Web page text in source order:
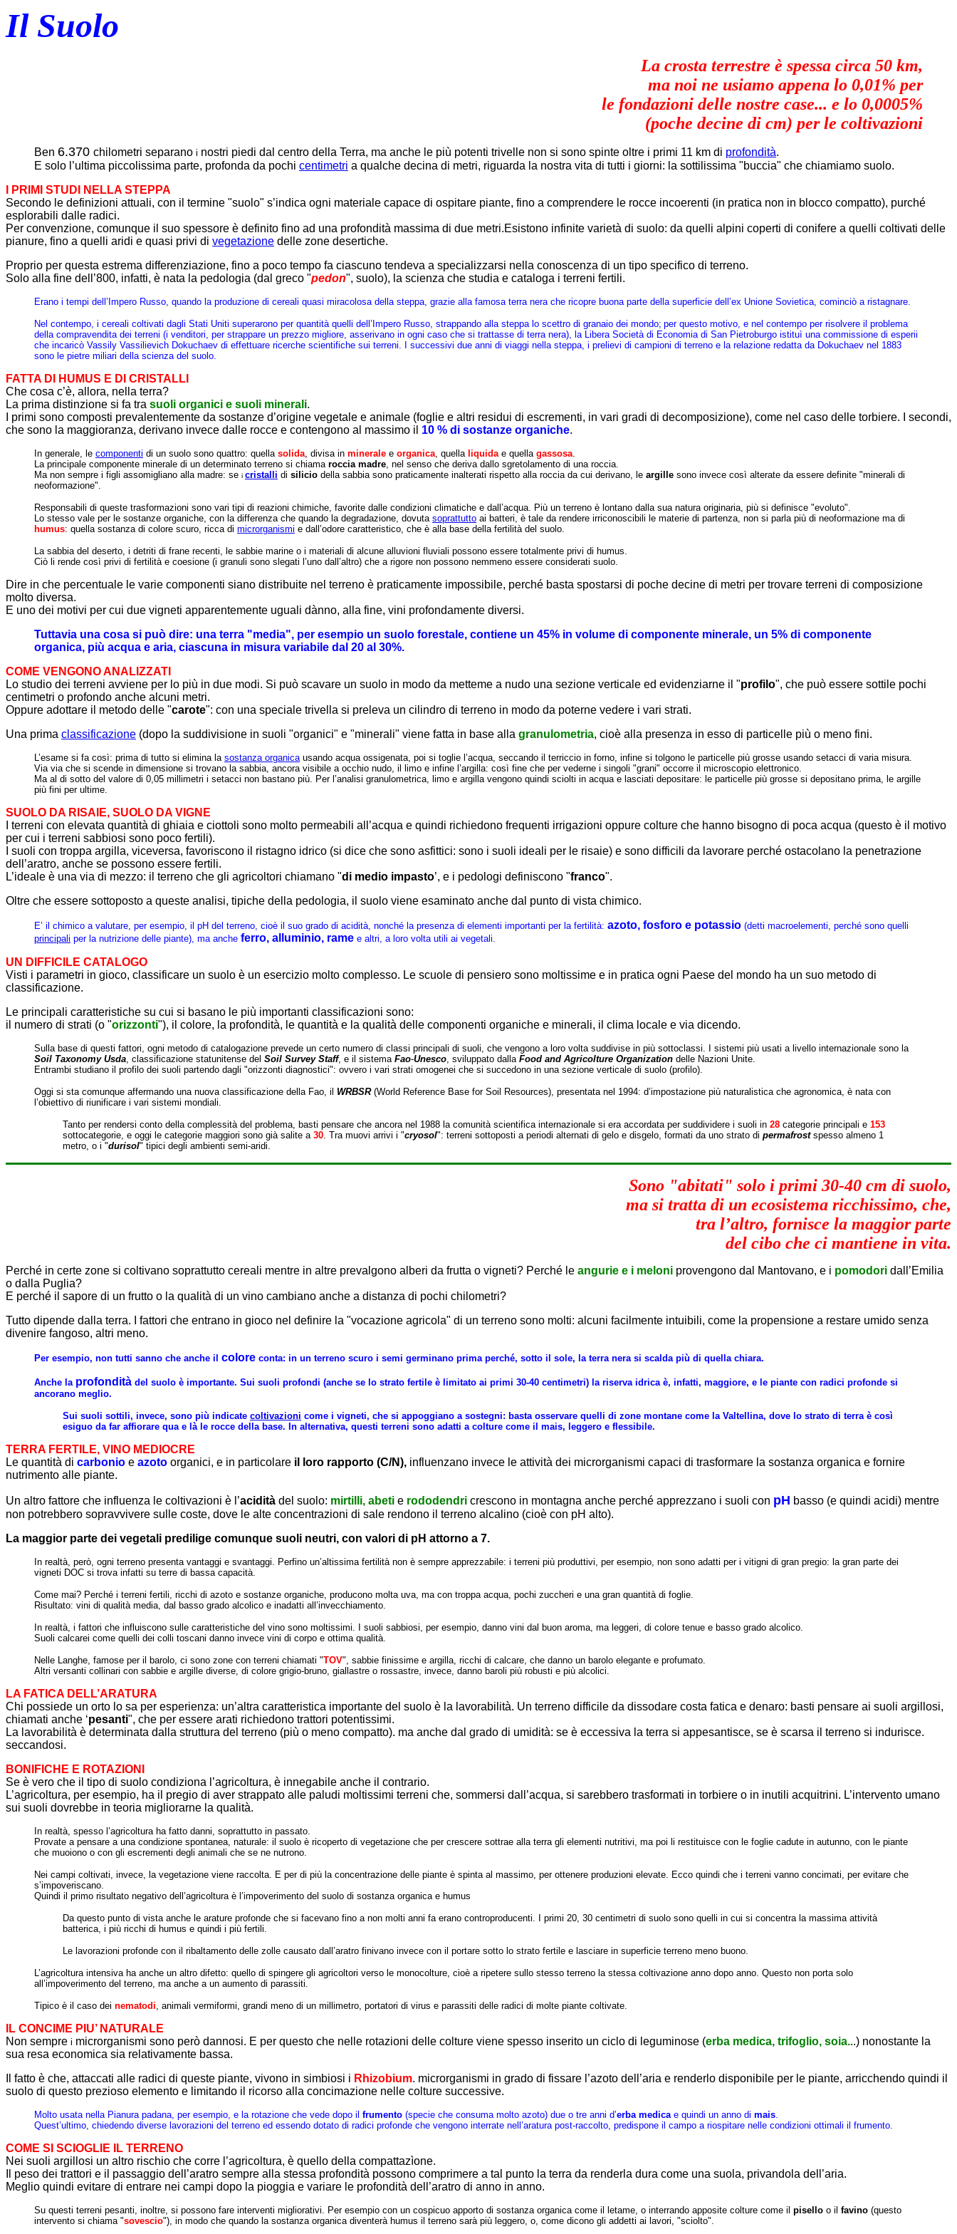
Il Suolo
La crosta terrestre è spessa circa 50 km,
ma noi ne usiamo appena lo 0,01% per
le fondazioni delle nostre case... e lo 0,0005%
(poche decine di cm) per le coltivazioni
Ben 6.370 chilometri separano i nostri piedi dal centro della Terra, ma anche le più potenti trivelle non si sono spinte oltre i primi 11 km di profondità.
E solo l’ultima piccolissima parte, profonda da pochi centimetri a qualche decina di metri, riguarda la nostra vita di tutti i giorni: la sottilissima "buccia" che chiamiamo suolo.
I PRIMI STUDI NELLA STEPPA
Secondo le definizioni attuali, con il termine "suolo" s’indica ogni materiale capace di ospitare piante, fino a comprendere le rocce incoerenti (in pratica non in blocco compatto), purché
esplorabili dalle radici.
Per convenzione, comunque il suo spessore è definito fino ad una profondità massima di due metri.Esistono infinite varietà di suolo: da quelli alpini coperti di conifere a quelli coltivati delle
pianure, fino a quelli aridi e quasi privi di vegetazione delle zone desertiche.
Proprio per questa estrema differenziazione, fino a poco tempo fa ciascuno tendeva a specializzarsi nella conoscenza di un tipo specifico di terreno.
Solo alla fine dell’800, infatti, è nata la pedologia (dal greco "pedon", suolo), la scienza che studia e cataloga i terreni fertili.
Erano i tempi dell’Impero Russo, quando la produzione di cereali quasi miracolosa della steppa, grazie alla famosa terra nera che ricopre buona parte della superficie dell’ex Unione Sovietica, cominciò a ristagnare.
Nel contempo, i cereali coltivati dagli Stati Uniti superarono per quantità quelli dell’Impero Russo, strappando alla steppa lo scettro di granaio dei mondo; per questo motivo, e nel contempo per risolvere il problema
della compravendita dei terreni (i venditori, per strappare un prezzo migliore, asserivano in ogni caso che si trattasse di terra nera), la Libera Società di Economia di San Pietroburgo istituì una commissione di esperii
che incaricò Vassily Vassilievich Dokuchaev di effettuare ricerche scientifiche sui terreni. I successivi due anni di viaggi nella steppa, i prelievi di campioni di terreno e la relazione redatta da Dokuchaev nel 1883
sono le pietre miliari della scienza del suolo.
FATTA DI HUMUS E DI CRISTALLI
Che cosa c’è, allora, nella terra?
La prima distinzione si fa tra suoli organici e suoli minerali.
I primi sono composti prevalentemente da sostanze d’origine vegetale e animale (foglie e altri residui di escrementi, in vari gradi di decomposizione), come nel caso delle torbiere. I secondi,
che sono la maggioranza, derivano invece dalle rocce e contengono al massimo il 10 % di sostanze organiche.
In generale, le componenti di un suolo sono quattro: quella solida, divisa in minerale e organica, quella liquidae quella gassosa.
La principale componente minerale di un determinato terreno si chiama roccia madre, nel senso che deriva dallo sgretolamento di una roccia.
Ma non sempre i figli assomigliano alla madre: se i cristalli di silicio della sabbia sono praticamente inalterati rispetto alla roccia da cui derivano, le argille sono invece così alterate da essere definite "minerali di
neoformazione".
Responsabili di queste trasformazioni sono vari tipi di reazioni chimiche, favorite dalle condizioni climatiche e dall’acqua. Più un terreno è lontano dalla sua natura originaria, più si definisce "evoluto".
Lo stesso vale per le sostanze organiche, con la differenza che quando la degradazione, dovuta soprattutto ai batteri, è tale da rendere irriconoscibili le materie di partenza, non si parla più di neoformazione ma di
humus: quella sostanza di colore scuro, ricca di microrganismi e dall’odore caratteristico, che è alla base della fertilità del suolo.
La sabbia del deserto, i detriti di frane recenti, le sabbie marine o i materiali di alcune alluvioni fluviali possono essere totalmente privi di humus.
Ciò li rende così privi di fertilità e coesione (i granuli sono slegati l’uno dall’altro) che a rigore non possono nemmeno essere considerati suolo.
Dire in che percentuale le varie componenti siano distribuite nel terreno è praticamente impossibile, perché basta spostarsi di poche decine di metri per trovare terreni di composizione
molto diversa.
E uno dei motivi per cui due vigneti apparentemente uguali dànno, alla fine, vini profondamente diversi.
Tuttavia una cosa si può dire: una terra "media", per esempio un suolo forestale, contiene un 45% in volume di componente minerale, un 5% di componente
organica, più acqua e aria, ciascuna in misura variabile dal 20 al 30%.
COME VENGONO ANALIZZATI
Lo studio dei terreni avviene per lo più in due modi. Si può scavare un suolo in modo da metteme a nudo una sezione verticale ed evidenziarne il "profilo", che può essere sottile pochi
centimetri o profondo anche alcuni metri.
Oppure adottare il metodo delle "carote": con una speciale trivella si preleva un cilindro di terreno in modo da poterne vedere i vari strati.
Una prima classificazione (dopo la suddivisione in suoli "organici" e "minerali" viene fatta in base alla granulometria, cioè alla presenza in esso di particelle più o meno fini.
L’esame si fa così: prima di tutto si elimina la sostanza organicausando acqua ossigenata, poi si toglie l’acqua, seccando il terriccio in forno, infine si tolgono le particelle più grosse usando setacci di varia misura.
Via via che si scende in dimensione si trovano la sabbia, ancora visibile a occhio nudo, il limo e infine l’argilla: così fine che per vederne i singoli "grani" occorre il microscopio elettronico.
Ma al di sotto del valore di 0,05 millimetri i setacci non bastano più. Per l’analisi granulometrica, limo e argilla vengono quindi sciolti in acqua e lasciati depositare: le particelle più grosse si depositano prima, le argille
più fini per ultime.
SUOLO DA RISAIE, SUOLO DA VIGNE
I terreni con elevata quantità di ghiaia e ciottoli sono molto permeabili all’acqua e quindi richiedono frequenti irrigazioni oppure colture che hanno bisogno di poca acqua (questo è il motivo
per cui i terreni sabbiosi sono poco fertili).
I suoli con troppa argilla, viceversa, favoriscono il ristagno idrico (si dice che sono asfittici: sono i suoli ideali per le risaie) e sono difficili da lavorare perché ostacolano la penetrazione
dell’aratro, anche se possono essere fertili.
L’ideale è una via di mezzo: il terreno che gli agricoltori chiamano "di medio impasto’, e i pedologi definiscono "franco".
Oltre che essere sottoposto a queste analisi, tipiche della pedologia, il suolo viene esaminato anche dal punto di vista chimico.
E’ il chimico a valutare, per esempio, il pH del terreno, cioè il suo grado di acidità, nonché la presenza di elementi importanti per la fertilità: azoto, fosforo e potassio (detti macroelementi, perché sono quelli
principali per la nutrizione delle piante), ma anche ferro, alluminio, rame e altri, a loro volta utili ai vegetali.
UN DIFFICILE CATALOGO
Visti i parametri in gioco, classificare un suolo è un esercizio molto complesso. Le scuole di pensiero sono moltissime e in pratica ogni Paese del mondo ha un suo metodo di
classificazione.
Le principali caratteristiche su cui si basano le più importanti classificazioni sono:
il numero di strati (o "orizzonti"), il colore, la profondità, le quantità e la qualità delle componenti organiche e minerali, il clima locale e via dicendo.
Sulla base di questi fattori, ogni metodo di catalogazione prevede un certo numero di classi principali di suoli, che vengono a loro volta suddivise in più sottoclassi. I sistemi più usati a livello internazionale sono la
Soil Taxonomy Usda, classificazione statunitense del Soil Survey Staff, e il sistema Fao-Unesco, sviluppato dalla Food and Agricolture Organization delle Nazioni Unite.
Entrambi studiano il profilo dei suoli partendo dagli "orizzonti diagnostici": ovvero i vari strati omogenei che si succedono in una sezione verticale di suolo (profilo).
Oggi si sta comunque affermando una nuova classificazione della Fao, il WRBSR(World Reference Base for Soil Resources), presentata nel 1994: d’impostazione più naturalistica che agronomica, è nata con
l’obiettivo di riunificare i vari sistemi mondiali.
Tanto per rendersi conto della complessità del problema, basti pensare che ancora nel 1988 la comunità scientifica internazionale si era accordata per suddividere i suoli in 28 categorie principali e 153
sottocategorie, e oggi le categorie maggiori sono già salite a 30. Tra muovi arrivi i "cryosol": terreni sottoposti a periodi alternati di gelo e disgelo, formati da uno strato di permafrostspesso almeno 1
metro, o i "durisol" tipici degli ambienti semi-aridi.
Sono "abitati" solo i primi 30-40 cm di suolo,
ma si tratta di un ecosistema ricchissimo, che,
tra l’altro, fornisce la maggior parte
del cibo che ci mantiene in vita.
Perché in certe zone si coltivano soprattutto cereali mentre in altre prevalgono alberi da frutta o vigneti? Perché le angurie e i meloni provengono dal Mantovano, e i pomodori dall’Emilia
o dalla Puglia?
E perché il sapore di un frutto o la qualità di un vino cambiano anche a distanza di pochi chilometri?
Tutto dipende dalla terra. I fattori che entrano in gioco nel definire la "vocazione agricola" di un terreno sono molti: alcuni facilmente intuibili, come la propensione a restare umido senza
divenire fangoso, altri meno.
Per esempio, non tutti sanno che anche il colore conta: in un terreno scuro i semi germinano prima perché, sotto il sole, la terra nera si scalda più di quella chiara.
Anche la profondità del suolo è importante. Sui suoli profondi (anche se lo strato fertile è limitato ai primi 30-40 centimetri) la riserva idrica è, infatti, maggiore, e le piante con radici profonde si
ancorano meglio.
Sui suoli sottili, invece, sono più indicate coltivazioni come i vigneti, che si appoggiano a sostegni: basta osservare quelli di zone montane come la Valtellina, dove lo strato di terra è così
esiguo da far affiorare qua e là le rocce della base. In alternativa, questi terreni sono adatti a colture come il mais, leggero e flessibile.
TERRA FERTILE, VINO MEDIOCRE
Le quantità di carbonio e azoto organici, e in particolare il loro rapporto (C/N), influenzano invece le attività dei microrganismi capaci di trasformare la sostanza organica e fornire
nutrimento alle piante.
Un altro fattore che influenza le coltivazioni è l’acidità del suolo: mirtilli, abeti e rododendri crescono in montagna anche perché apprezzano i suoli con pH basso (e quindi acidi) mentre
non potrebbero sopravvivere sulle coste, dove le alte concentrazioni di sale rendono il terreno alcalino (cioè con pH alto).
La maggior parte dei vegetali predilige comunque suoli neutri, con valori di pH attorno a 7.
In realtà, però, ogni terreno presenta vantaggi e svantaggi. Perfino un’altissima fertilità non è sempre apprezzabile: i terreni più produttivi, per esempio, non sono adatti per i vitigni di gran pregio: la gran parte dei
vigneti DOC si trova infatti su terre di bassa capacità.
Come mai? Perché i terreni fertili, ricchi di azoto e sostanze organiche, producono molta uva, ma con troppa acqua, pochi zuccheri e una gran quantità di foglie.
Risultato: vini di qualità media, dal basso grado alcolico e inadatti all’invecchiamento.
In realtà, i fattori che influiscono sulle caratteristiche del vino sono moltissimi. I suoli sabbiosi, per esempio, danno vini dal buon aroma, ma leggeri, di colore tenue e basso grado alcolico.
Suoli calcarei come quelli dei colli toscani danno invece vini di corpo e ottima qualità.
Nelle Langhe, famose per il barolo, ci sono zone con terreni chiamati "TOV", sabbie finissime e argilla, ricchi di calcare, che danno un barolo elegante e profumato.
Altri versanti collinari con sabbie e argille diverse, di colore grigio-bruno, giallastre o rossastre, invece, danno baroli più robusti e più alcolici.
LA FATICA DELL’ARATURA
Chi possiede un orto lo sa per esperienza: un’altra caratteristica importante del suolo è la lavorabilità. Un terreno difficile da dissodare costa fatica e denaro: basti pensare ai suoli argillosi,
chiamati anche ‘pesanti", che per essere arati richiedono trattori potentissimi.
La lavorabilità è determinata dalla struttura del terreno (più o meno compatto). ma anche dal grado di umidità: se è eccessiva la terra si appesantisce, se è scarsa il terreno si indurisce.
seccandosi.
BONIFICHE E ROTAZIONI
Se è vero che il tipo di suolo condiziona l’agricoltura, è innegabile anche il contrario.
L’agricoltura, per esempio, ha il pregio di aver strappato alle paludi moltissimi terreni che, sommersi dall’acqua, si sarebbero trasformati in torbiere o in inutili acquitrini. L’intervento umano
sui suoli dovrebbe in teoria migliorarne la qualità.
In realtà, spesso l’agricoltura ha fatto danni, soprattutto in passato.
Provate a pensare a una condizione spontanea, naturale: il suolo è ricoperto di vegetazione che per crescere sottrae alla terra gli elementi nutritivi, ma poi li restituisce con le foglie cadute in autunno, con le piante
che muoiono o con gli escrementi degli animali che se ne nutrono.
Nei campi coltivati, invece, la vegetazione viene raccolta. E per di più la concentrazione delle piante è spinta al massimo, per ottenere produzioni elevate. Ecco quindi che i terreni vanno concimati, per evitare che
s’impoveriscano.
Quindi il primo risultato negativo dell’agricoltura è l’impoverimento del suolo di sostanza organica e humus
Da questo punto di vista anche le arature profonde che si facevano fino a non molti anni fa erano controproducenti. I primi 20, 30 centimetri di suolo sono quelli in cui si concentra la massima attività
batterica, i più ricchi di humus e quindi i più fertili.
Le lavorazioni profonde con il ribaltamento delle zolle causato dall’aratro finivano invece con il portare sotto lo strato fertile e lasciare in superficie terreno meno buono.
L’agricoltura intensiva ha anche un altro difetto: quello di spingere gli agricoltori verso le monocolture, cioè a ripetere sullo stesso terreno la stessa coltivazione anno dopo anno. Questo non porta solo
all’impoverimento del terreno, ma anche a un aumento di parassiti.
Tipico è il caso dei nematodi, animali vermiformi, grandi meno di un millimetro, portatori di virus e parassiti delle radici di molte piante coltivate.
IL CONCIME PIU’ NATURALE
Non sempre i microrganismi sono però dannosi. E per questo che nelle rotazioni delle colture viene spesso inserito un ciclo di leguminose (erba medica, trifoglio, soia...) nonostante la
sua resa economica sia relativamente bassa.
Il fatto è che, attaccati alle radici di queste piante, vivono in simbiosi i Rhizobium. microrganismi in grado di fissare l’azoto dell’aria e renderlo disponibile per le piante, arricchendo quindi il
suolo di questo prezioso elemento e limitando il ricorso alla concimazione nelle colture successive.
Molto usata nella Pianura padana, per esempio, e la rotazione che vede dopo il frumento (specie che consuma molto azoto) due o tre anni d’erba medicae quindi un anno di mais.
Quest’ultimo, chiedendo diverse lavorazioni del terreno ed essendo dotato di radici profonde che vengono interrate nell’aratura post-raccolto, predispone il campo a riospitare nelle condizioni ottimali il frumento.
COME SI SCIOGLIE IL TERRENO
Nei suoli argillosi un altro rischio che corre l’agricoltura, è quello della compattazìone.
Il peso dei trattori e il passaggio dell’aratro sempre alla stessa profondità possono comprimere a tal punto la terra da renderla dura come una suola, privandola dell’aria.
Meglio quindi evitare di entrare nei campi dopo la pioggia e variare le profondità dell’aratro di anno in anno.
Su questi terreni pesanti, inoltre, si possono fare interventi migliorativi. Per esempio con un cospicuo apporto di sostanza organica come il letame, o interrando apposite colture come il pisello o il favino (questo
intervento si chiama "sovescio"), in modo che quando la sostanza organica diventerà humus il terreno sarà più leggero, o, come dicono gli addetti ai lavori, "sciolto".